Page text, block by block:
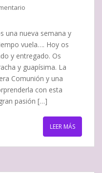
una nueva semana y
vuela…. Hoy os
y entregado. Os
y guapísima. La
Comunión y una
con esta
pasión […]
LEER MÁS